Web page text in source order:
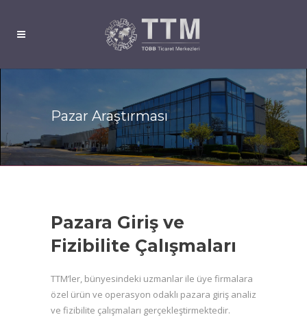
Pazar Araştırması
Pazara Giriş ve
Fizibilite Çalışmaları
TTM’ler, bünyesindeki uzmanlar ile üye firmalara
özel ürün ve operasyon odaklı pazara giriş analiz
ve fizibilite çalışmaları gerçekleştirmektedir.